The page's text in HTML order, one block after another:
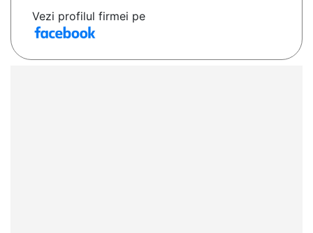
Vezi profilul firmei pe